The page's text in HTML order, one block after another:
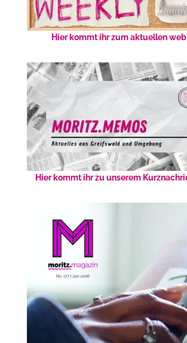
Hier kommt ihr zum aktuellen
Hier kommt ihr zu unserem